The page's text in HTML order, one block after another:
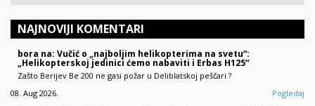
NAJNOVIJI KOMENTARI
bora na: Vučić o „najboljim helikopterima na svetu“:
„Helikopterskoj jedinici ćemo nabaviti i Erbas H125“
Zašto Berijev Be 200 ne gasi požar u Deliblatskoj peščari ?
08. Aug 2026.
Pogledaj